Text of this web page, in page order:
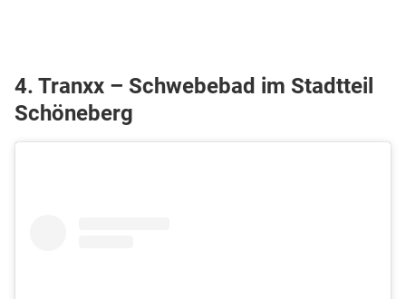
4. Tranxx – Schwebebad im Stadtteil
Schöneberg